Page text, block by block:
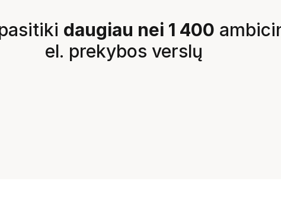
daugiau nei 1 400
el. prekybos verslų